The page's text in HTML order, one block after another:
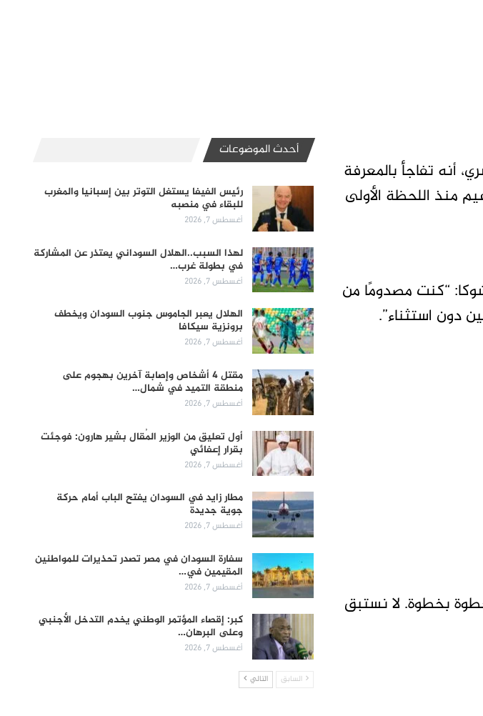
أنه تفاجأ بالمعرفة
منذ اللحظة الأولى
“كنت مصدومًا من
دون استثناء”.
بخطوة. لا نستبق
أحدث الموضوعات
رئيس الفيفا يستغل التوتر بين إسبانيا والمغرب
للبقاء في منصبه
أغسطس 7, 2026
لهذا السبب..الهلال السوداني يعتذر عن المشاركة
في بطولة غرب…
أغسطس 7, 2026
الهلال يعبر الجاموس جنوب السودان ويخطف
برونزية سيكافا
أغسطس 7, 2026
مقتل 4 أشخاص وإصابة آخرين بهجوم على
منطقة التميد في شمال…
أغسطس 7, 2026
أول تعليق من الوزير المُقال بشير هارون: فوجئت
بقرار إعفائي
أغسطس 7, 2026
مطار زايد في السودان يفتح الباب أمام حركة
جوية جديدة
أغسطس 7, 2026
سفارة السودان في مصر تصدر تحذيرات للمواطنين
المقيمين في…
أغسطس 7, 2026
كبر: إقصاء المؤتمر الوطني يخدم التدخل الأجنبي
وعلى البرهان…
أغسطس 7, 2026
السابق التالي